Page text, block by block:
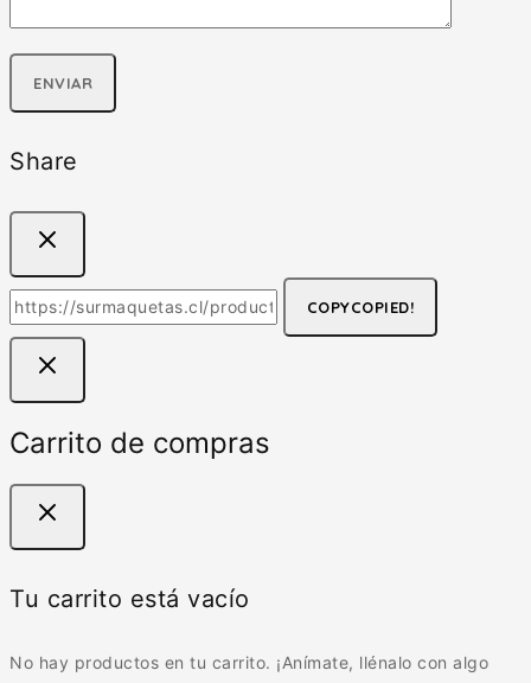
Share
COPYCOPIED!
Carrito de compras
Tu carrito está vacío
No hay productos en tu carrito. ¡Anímate, llénalo con algo